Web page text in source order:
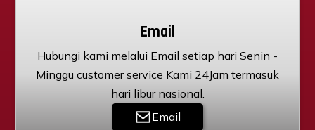
Email
Hubungi kami melalui Email setiap hari Senin -
Minggu customer service Kami 24Jam termasuk
hari libur nasional.
Email